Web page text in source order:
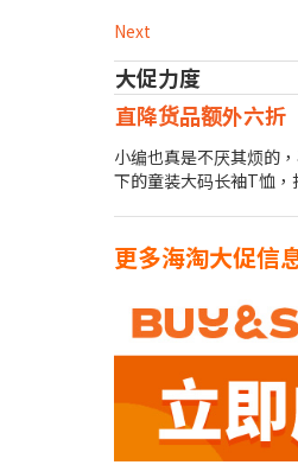
Next
大促力度
直降货品额外六折
小编也真是不厌其烦的
下的童装大码长袖T恤
更多海淘大促信